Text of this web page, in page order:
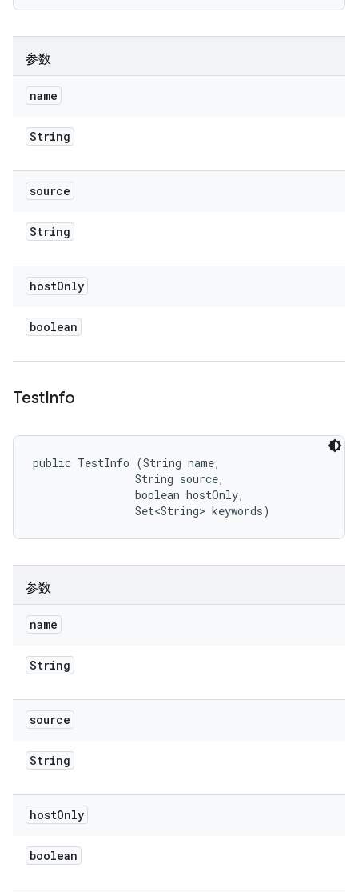
参数
name
String
source
String
hostOnly
boolean
TestInfo
public TestInfo (String name,
                String source,
                boolean hostOnly,
                Set<String> keywords)
参数
name
String
source
String
hostOnly
boolean